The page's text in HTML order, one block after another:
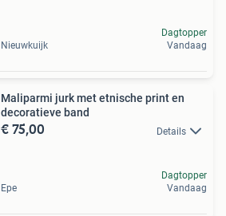
Nieuwkuijk
Dagtopper
Vandaag
Maliparmi jurk met etnische print en
decoratieve band
€ 75,00 Details
Epe
Dagtopper
Vandaag